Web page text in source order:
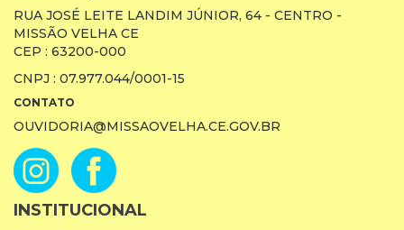
RUA JOSÉ LEITE LANDIM JÚNIOR, 64 - CENTRO -
MISSÃO VELHA CE
CEP : 63200-000
CNPJ : 07.977.044/0001-15
CONTATO
OUVIDORIA@MISSAOVELHA.CE.GOV.BR
INSTITUCIONAL